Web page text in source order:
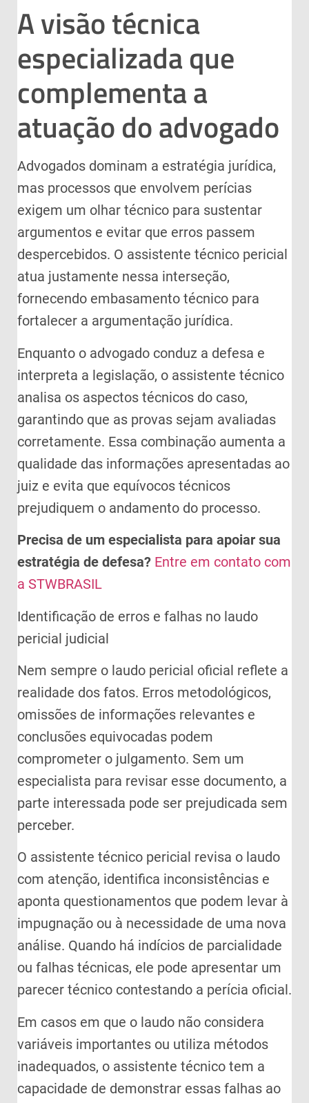
A visão técnica
especializada que
complementa a
atuação do advogado
Advogados dominam a estratégia jurídica,
mas processos que envolvem perícias
exigem um olhar técnico para sustentar
argumentos e evitar que erros passem
despercebidos. O assistente técnico pericial
atua justamente nessa interseção,
fornecendo embasamento técnico para
fortalecer a argumentação jurídica.
Enquanto o advogado conduz a defesa e
interpreta a legislação, o assistente técnico
analisa os aspectos técnicos do caso,
garantindo que as provas sejam avaliadas
corretamente. Essa combinação aumenta a
qualidade das informações apresentadas ao
juiz e evita que equívocos técnicos
prejudiquem o andamento do processo.
Precisa de um especialista para apoiar sua
estratégia de defesa? Entre em contato com
a STWBRASIL
Identificação de erros e falhas no laudo
pericial judicial
Nem sempre o laudo pericial oficial reflete a
realidade dos fatos. Erros metodológicos,
omissões de informações relevantes e
conclusões equivocadas podem
comprometer o julgamento. Sem um
especialista para revisar esse documento, a
parte interessada pode ser prejudicada sem
perceber.
O assistente técnico pericial revisa o laudo
com atenção, identifica inconsistências e
aponta questionamentos que podem levar à
impugnação ou à necessidade de uma nova
análise. Quando há indícios de parcialidade
ou falhas técnicas, ele pode apresentar um
parecer técnico contestando a perícia oficial.
Em casos em que o laudo não considera
variáveis importantes ou utiliza métodos
inadequados, o assistente técnico tem a
capacidade de demonstrar essas falhas ao